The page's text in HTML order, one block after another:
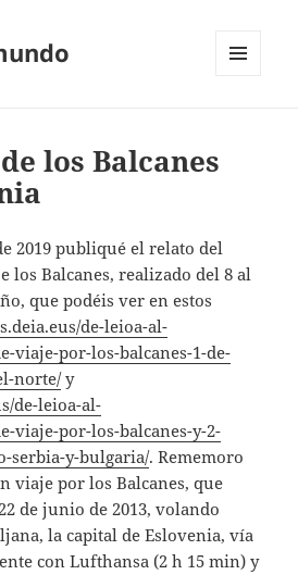
los Balcanes
2019 publiqué el relato del
los Balcanes, realizado del 8 al
que podéis ver en estos
de-leioa-al-
viaje-por-los-balcanes-1-de-
norte/y
de-leioa-al-
viaje-por-los-balcanes-y-2-
serbia-y-bulgaria/. Rememoro
viaje por los Balcanes, que
de junio de 2013, volando
la capital de Eslovenia, vía
con Lufthansa (2 h 15 min) y